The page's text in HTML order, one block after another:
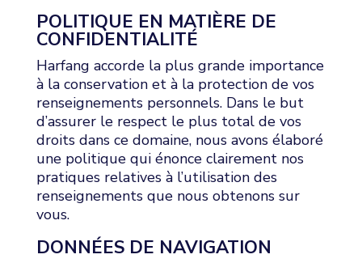
POLITIQUE EN MATIÈRE DE
CONFIDENTIALITÉ
Harfang accorde la plus grande importance
à la conservation et à la protection de vos
renseignements personnels. Dans le but
d’assurer le respect le plus total de vos
droits dans ce domaine, nous avons élaboré
une politique qui énonce clairement nos
pratiques relatives à l’utilisation des
renseignements que nous obtenons sur
vous.
DONNÉES DE NAVIGATION